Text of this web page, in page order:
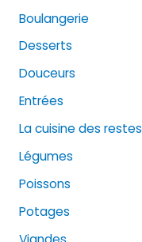
Boulangerie
Desserts
Douceurs
Entrées
La cuisine des restes
Légumes
Poissons
Potages